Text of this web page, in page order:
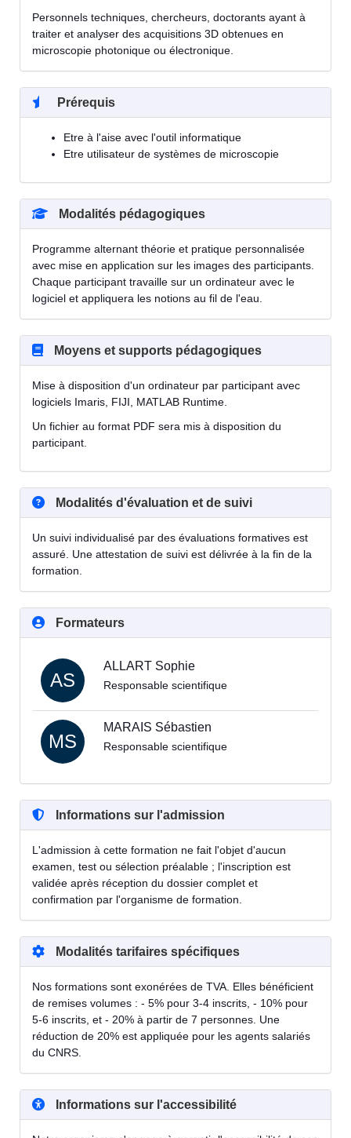
Personnels techniques, chercheurs, doctorants ayant à
traiter et analyser des acquisitions 3D obtenues en
microscopie photonique ou électronique.
Prérequis
Etre à l'aise avec l'outil informatique
Etre utilisateur de systèmes de microscopie
Modalités pédagogiques
Programme alternant théorie et pratique personnalisée
avec mise en application sur les images des participants.
Chaque participant travaille sur un ordinateur avec le
logiciel et appliquera les notions au fil de l'eau.
Moyens et supports pédagogiques
Mise à disposition d'un ordinateur par participant avec
logiciels Imaris, FIJI, MATLAB Runtime.
Un fichier au format PDF sera mis à disposition du
participant.
Modalités d'évaluation et de suivi
Un suivi individualisé par des évaluations formatives est
assuré. Une attestation de suivi est délivrée à la fin de la
formation.
Formateurs
AS
ALLART Sophie
Responsable scientifique
MS
MARAIS Sébastien
Responsable scientifique
Informations sur l'admission
L'admission à cette formation ne fait l'objet d'aucun
examen, test ou sélection préalable ; l'inscription est
validée après réception du dossier complet et
confirmation par l'organisme de formation.
Modalités tarifaires spécifiques
Nos formations sont exonérées de TVA. Elles bénéficient
de remises volumes : - 5% pour 3-4 inscrits, - 10% pour
5-6 inscrits, et - 20% à partir de 7 personnes. Une
réduction de 20% est appliquée pour les agents salariés
du CNRS.
Informations sur l'accessibilité